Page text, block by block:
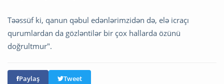
Təəssüf ki, qanun qəbul edənlərimzidən də, elə icraçı
qurumlardan da gözləntilər bir çox hallarda özünü
doğrultmur".
Paylaş Tweet